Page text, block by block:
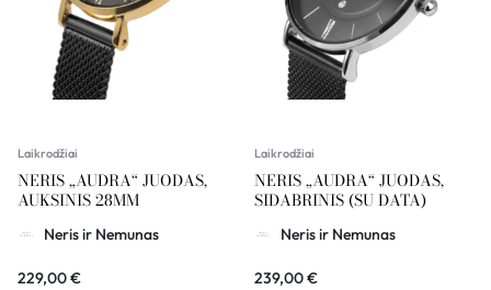
Laikrodžiai
NERIS „AUDRA“ JUODAS,
AUKSINIS 28MM
Neris ir Nemunas
229,00€
Laikrodžiai
NERIS „AUDRA“ JUODAS,
SIDABRINIS (SU DATA)
Neris ir Nemunas
239,00€